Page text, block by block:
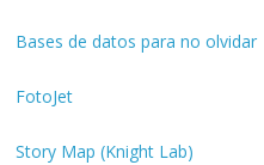
Bases de datos para no olvidar
FotoJet
Story Map (Knight Lab)